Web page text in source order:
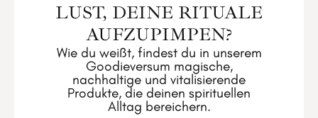
LUST, DEINE RITUALE
AUFZUPIMPEN?
Wie du weißt, findest du in unserem
Goodieversum magische,
nachhaltige und vitalisierende
Produkte, die deinen spirituellen
Alltag bereichern.